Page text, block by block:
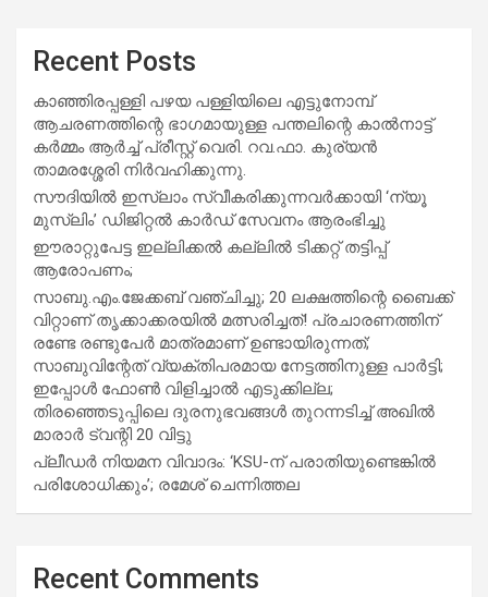
Recent Posts
കാഞ്ഞിരപ്പള്ളി പഴയ പള്ളിയിലെ എട്ടുനോമ്പ്
ആചരണത്തിന്റെ ഭാഗമായുള്ള പന്തലിന്റെ കാൽനാട്ട്
കർമ്മം ആർച്ച് പ്രീസ്റ്റ് വെരി. റവ.ഫാ. കുര്യൻ
താമരശ്ശേരി നിർവഹിക്കുന്നു.
സൗദിയില്‍ ഇസ്‌ലാം സ്വീകരിക്കുന്നവര്‍ക്കായി ‘ന്യൂ
മുസ്ലിം’ ഡിജിറ്റല്‍ കാര്‍ഡ് സേവനം ആരംഭിച്ചു
ഈരാറ്റുപേട്ട ഇല്ലിക്കൽ കല്ലിൽ ടിക്കറ്റ് തട്ടിപ്പ്
ആരോപണം;
സാബു.എം.ജേക്കബ് വഞ്ചിച്ചു; 20 ലക്ഷത്തിന്റെ ബൈക്ക്
വിറ്റാണ് തൃക്കാക്കരയില്‍ മത്സരിച്ചത്! പ്രചാരണത്തിന്
രണ്ടേ രണ്ടുപേര്‍ മാത്രമാണ് ഉണ്ടായിരുന്നത്;
സാബുവിന്റേത് വ്യക്തിപരമായ നേട്ടത്തിനുള്ള പാര്‍ട്ടി;
ഇപ്പോള്‍ ഫോണ്‍ വിളിച്ചാല്‍ എടുക്കില്ല;
തിരഞ്ഞെടുപ്പിലെ ദുരനുഭവങ്ങള്‍ തുറന്നടിച്ച് അഖില്‍
മാരാര്‍ ട്വന്റി 20 വിട്ടു
പ്ലീഡർ നിയമന വിവാദം: ‘KSU-ന് പരാതിയുണ്ടെങ്കിൽ
പരിശോധിക്കും’; രമേശ് ചെന്നിത്തല
Recent Comments